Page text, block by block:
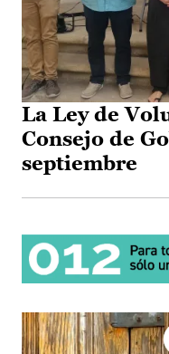
La Ley de
Consejo de
septiembre